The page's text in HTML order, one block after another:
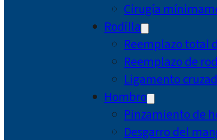
Cirugía
Rodilla
Reemplazo total
Reemplazo de
Ligamento
Hombro
Pinzamiento de
Desgarro del